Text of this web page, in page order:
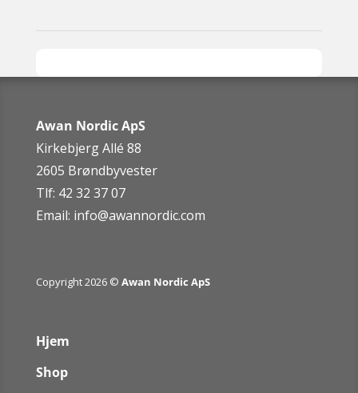
Awan Nordic ApS
Kirkebjerg Allé 88
2605 Brøndbyvester
Tlf: 42 32 37 07
Email: info@awannordic.com
Copyright 2026 © Awan Nordic ApS
Hjem
Shop